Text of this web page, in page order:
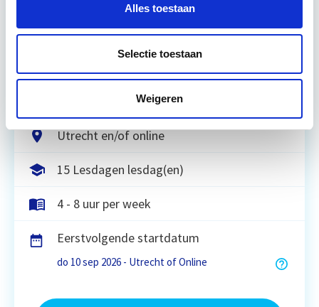
Alles toestaan
Selectie toestaan
Weigeren
Tijdens deze opleiding leer je om integraal
vastgoedprojecten te realiseren en/of te
komen voorbij, waarbij de… Lees verder
Utrecht en/of online
15 Lesdagen lesdag(en)
4 - 8 uur per week
Eerstvolgende startdatum
do 10 sep 2026 - Utrecht of Online